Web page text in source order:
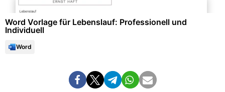
Word Vorlage für Lebenslauf: Professionell und
Individuell
Word